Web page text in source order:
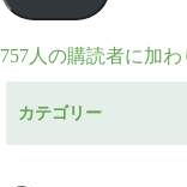
ア
ド
757人の購読者に加わ
カテゴリー